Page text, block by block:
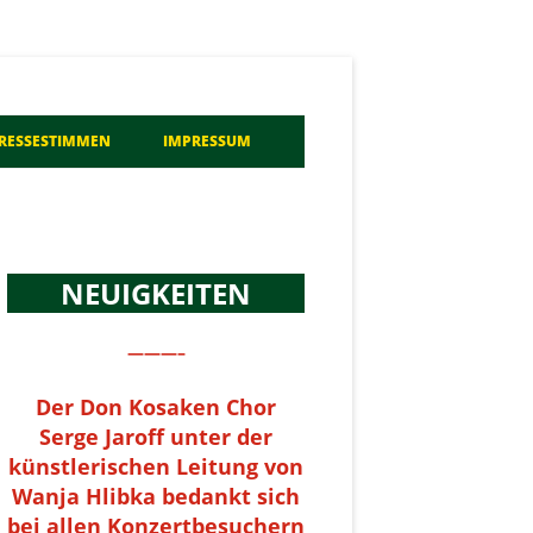
IMPRESSUM
NEUIGKEITEN
———–
Der Don Kosaken Chor
Serge Jaroff unter der
künstlerischen Leitung von
Wanja Hlibka bedankt sich
bei allen Konzertbesuchern